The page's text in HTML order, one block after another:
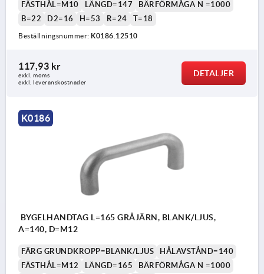
FÄSTHÅL=M10
LÄNGD=147
BÄRFÖRMÅGA N =1000
B=22
D2=16 H=53 R=24 T=18
Beställningsnummer: K0186.12510
117,93 kr
exkl. moms
exkl. leveranskostnader
DETALJER
K0186
BYGELHANDTAG L=165 GRÅJÄRN, BLANK/LJUS,
A=140, D=M12
FÄRG GRUNDKROPP=BLANK/LJUS
HÅLAVSTÅND=140
FÄSTHÅL=M12
LÄNGD=165
BÄRFÖRMÅGA N =1000